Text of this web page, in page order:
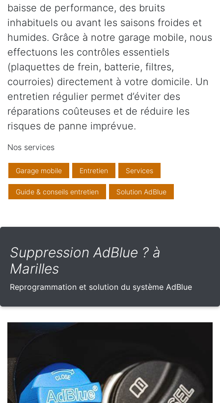
baisse de performance, des bruits
inhabituels ou avant les saisons froides et
humides. Grâce à notre garage mobile, nous
effectuons les contrôles essentiels
(plaquettes de frein, batterie, filtres,
courroies) directement à votre domicile. Un
entretien régulier permet d’éviter des
réparations coûteuses et de réduire les
risques de panne imprévue.
Nos services
Garage mobile Entretien Services
Guide & conseils entretien Solution AdBlue
Suppression AdBlue ? à
Marilles
Reprogrammation et solution du système AdBlue